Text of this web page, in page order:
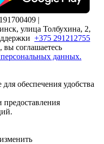
|
улица Толбухина, 2,
+375 291212755
вы соглашаетесь
данных.
обеспечения удобства
предоставления